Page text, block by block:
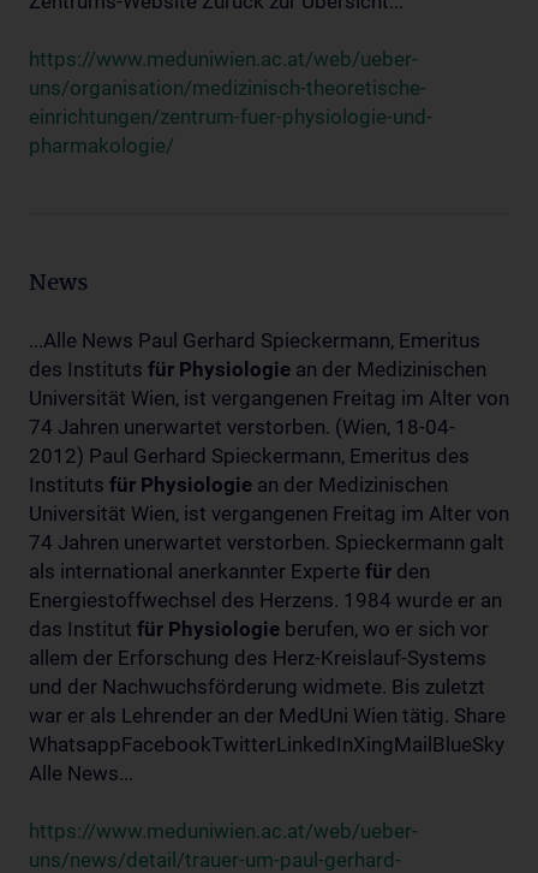
https://www.meduniwien.ac.at/web/ueber-
uns/organisation/medizinisch-theoretische-
einrichtungen/zentrum-fuer-physiologie-und-
pharmakologie/
News
...Alle News Paul Gerhard Spieckermann, Emeritus
des Instituts für Physiologie an der Medizinischen
Universität Wien, ist vergangenen Freitag im Alter von
74 Jahren unerwartet verstorben. (Wien, 18-04-
2012) Paul Gerhard Spieckermann, Emeritus des
Instituts für Physiologie an der Medizinischen
Universität Wien, ist vergangenen Freitag im Alter von
74 Jahren unerwartet verstorben. Spieckermann galt
als international anerkannter Experte für den
Energiestoffwechsel des Herzens. 1984 wurde er an
das Institut für Physiologie berufen, wo er sich vor
allem der Erforschung des Herz-Kreislauf-Systems
und der Nachwuchsförderung widmete. Bis zuletzt
war er als Lehrender an der MedUni Wien tätig. Share
WhatsappFacebookTwitterLinkedInXingMailBlueSky
Alle News...
https://www.meduniwien.ac.at/web/ueber-
uns/news/detail/trauer-um-paul-gerhard-